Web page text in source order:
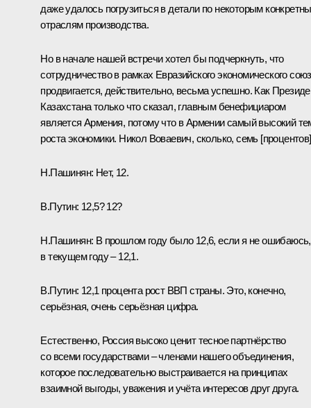
даже удалось погрузиться в детали по некоторым
отраслям производства.
Но в начале нашей встречи хотел бы подчеркнуть, что
сотрудничество в рамках Евразийского экономического
продвигается, действительно, весьма успешно. Как
Казахстана только что сказал, главным бенефициаром
является Армения, потому что в Армении самый высокий
роста экономики. Никол Воваевич, сколько, семь
Н.Пашинян: Нет, 12.
В.Путин: 12,5? 12?
Н.Пашинян: В прошлом году было 12,6, если я не ошибаюсь,
в текущем году – 12,1.
В.Путин: 12,1 процента рост ВВП страны. Это, конечно,
серьёзная, очень серьёзная цифра.
Естественно, Россия высоко ценит тесное партнёрство
со всеми государствами – членами нашего объединения,
которое последовательно выстраивается на принципах
взаимной выгоды, уважения и учёта интересов друг друга.